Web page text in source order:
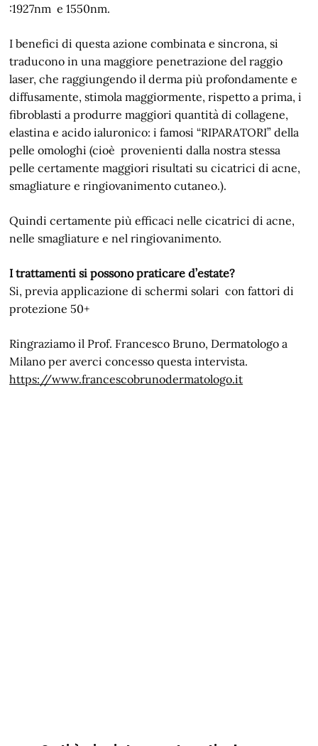
:1927nm e 1550nm.
I benefici di questa azione combinata e sincrona, si
traducono in una maggiore penetrazione del raggio
laser, che raggiungendo il derma più profondamente e
diffusamente, stimola maggiormente, rispetto a prima, i
fibroblasti a produrre maggiori quantità di collagene,
elastina e acido ialuronico: i famosi “RIPARATORI” della
pelle omologhi (cioè provenienti dalla nostra stessa
pelle certamente maggiori risultati su cicatrici di acne,
smagliature e ringiovanimento cutaneo.).
Quindi certamente più efficaci nelle cicatrici di acne,
nelle smagliature e nel ringiovanimento.
I trattamenti si possono praticare d’estate?
Si, previa applicazione di schermi solari con fattori di
protezione 50+
Ringraziamo il Prof. Francesco Bruno, Dermatologo a
Milano per averci concesso questa intervista.
https://www.francescobrunodermatologo.it